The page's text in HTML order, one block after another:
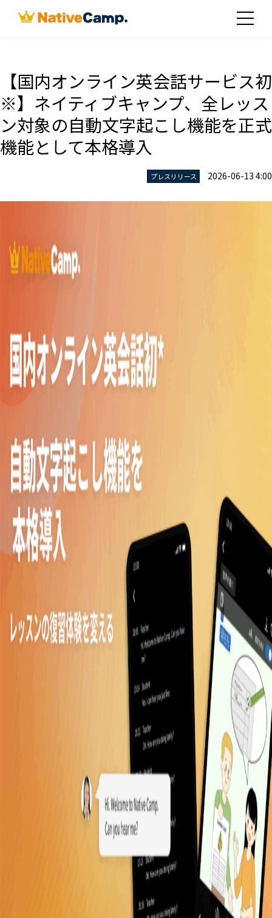
【国内オンライン英会話サービス初
※】ネイティブキャンプ、全レッス
ン対象の自動文字起こし機能を正式
機能として本格導入
プレスリリース 2026-06-13 4:00